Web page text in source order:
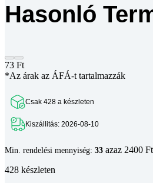
Hasonló
73 Ft
*Az árak az ÁFÁ-t tartalmazzák
Csak 428 a készleten
Kiszállitás: 2026-08-10
Min. rendelési mennyiség: 33 azaz 2400 Ft
428 készleten